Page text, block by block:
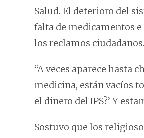
Salud. El deterioro del
falta de medicamentos
los reclamos ciudadanos.
“A veces aparece hasta
medicina, están vacíos
el dinero del IPS?’ Y
Sostuvo que los